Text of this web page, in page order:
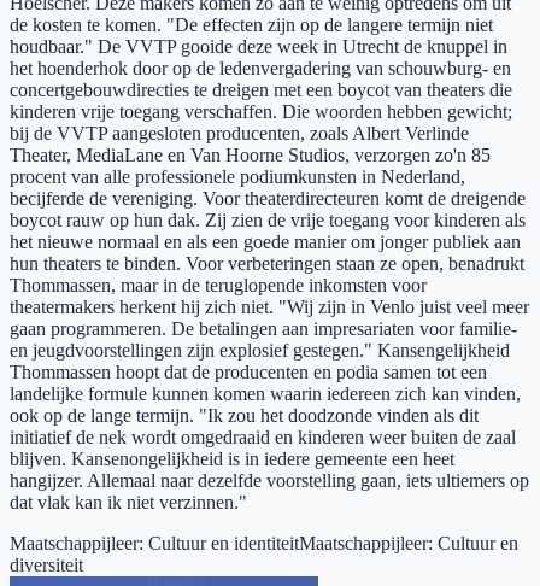
de kosten te komen. "De effecten zijn op de langere termijn niet
houdbaar." De VVTP gooide deze week in Utrecht de knuppel in
het hoenderhok door op de ledenvergadering van schouwburg- en
concertgebouwdirecties te dreigen met een boycot van theaters die
kinderen vrije toegang verschaffen. Die woorden hebben gewicht;
bij de VVTP aangesloten producenten, zoals Albert Verlinde
Theater, MediaLane en Van Hoorne Studios, verzorgen zo'n 85
procent van alle professionele podiumkunsten in Nederland,
becijferde de vereniging. Voor theaterdirecteuren komt de dreigende
boycot rauw op hun dak. Zij zien de vrije toegang voor kinderen als
het nieuwe normaal en als een goede manier om jonger publiek aan
hun theaters te binden. Voor verbeteringen staan ze open, benadrukt
Thommassen, maar in de teruglopende inkomsten voor
theatermakers herkent hij zich niet. "Wij zijn in Venlo juist veel meer
gaan programmeren. De betalingen aan impresariaten voor familie-
en jeugdvoorstellingen zijn explosief gestegen." Kansengelijkheid
Thommassen hoopt dat de producenten en podia samen tot een
landelijke formule kunnen komen waarin iedereen zich kan vinden,
ook op de lange termijn. "Ik zou het doodzonde vinden als dit
initiatief de nek wordt omgedraaid en kinderen weer buiten de zaal
blijven. Kansenongelijkheid is in iedere gemeente een heet
hangijzer. Allemaal naar dezelfde voorstelling gaan, iets ultiemers op
dat vlak kan ik niet verzinnen."
Maatschappijleer: Cultuur en identiteitMaatschappijleer: Cultuur en
diversiteit